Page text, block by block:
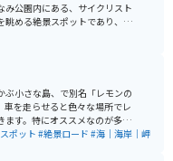
公園内にある、サイクリスト
眺める絶景スポットであり、記
の駅内には、レストランや売
ぶ小さな島、で別名「レモンの
車を走らせると色々な場所でレ
ます。特にオススメなのが多々
モンの谷」。こちら広大な面積
ポット#絶景ロード #海｜海岸｜岬